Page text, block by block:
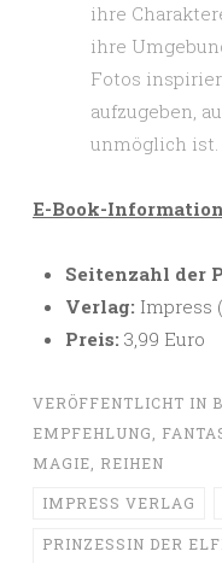
ihre
ihre
Fotos
aufzugeben,
unmöglich ist.
E-Book-
Seitenzahl der
Verlag: Impress
Preis: 3,99 Euro
VERÖFFENTLICHT IN
EMPFEHLUNG
MAGIE
REIHEN
IMPRESS VERLAG
PRINZESSIN DER